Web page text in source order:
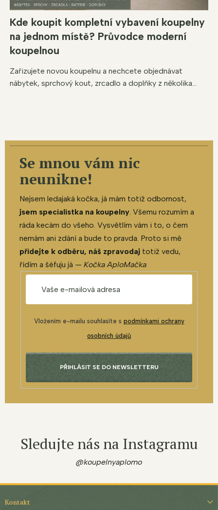
Kde koupit kompletní vybavení koupelny
na jednom místě? Průvodce moderní
koupelnou
Zařizujete novou koupelnu a nechcete objednávat
nábytek, sprchový kout, zrcadlo a doplňky z několika...
Se mnou vám nic
neunikne!
Nejsem ledajaká kočka, já mám totiž odbornost,
jsem specialistka na koupelny. Všemu rozumím a
ráda kecám do všeho. Vysvětlím vám i to, o čem
nemám ani zdání a bude to pravda. Proto si mě
přidejte k odběru, náš zpravodaj totiž vedu,
řídím a šéfuju já — Kočka AploMačka
Vložením e-mailu souhlasíte s podmínkami ochrany
osobních údajů
PŘIHLÁSIT SE DO NEWSLETTERU
Sledujte nás na Instagramu
@koupelnyaplomo
Z
Kontakt